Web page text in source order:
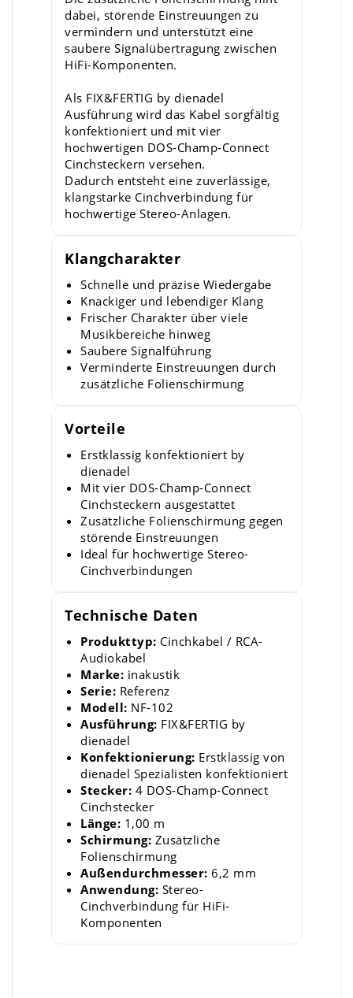
dabei, störende Einstreuungen zu
vermindern und unterstützt eine
saubere Signalübertragung zwischen
HiFi-Komponenten.
Als FIX&FERTIG by dienadel
Ausführung wird das Kabel sorgfältig
konfektioniert und mit vier
hochwertigen DOS-Champ-Connect
Cinchsteckern versehen.
Dadurch entsteht eine zuverlässige,
klangstarke Cinchverbindung für
hochwertige Stereo-Anlagen.
Klangcharakter
Schnelle und präzise Wiedergabe
Knackiger und lebendiger Klang
Frischer Charakter über viele
Musikbereiche hinweg
Saubere Signalführung
Verminderte Einstreuungen durch
zusätzliche Folienschirmung
Vorteile
Erstklassig konfektioniert by
dienadel
Mit vier DOS-Champ-Connect
Cinchsteckern ausgestattet
Zusätzliche Folienschirmung gegen
störende Einstreuungen
Ideal für hochwertige Stereo-
Cinchverbindungen
Technische Daten
Produkttyp: Cinchkabel / RCA-
Audiokabel
Marke: inakustik
Serie: Referenz
Modell: NF-102
Ausführung: FIX&FERTIG by
dienadel
Konfektionierung: Erstklassig von
dienadel Spezialisten konfektioniert
Stecker: 4 DOS-Champ-Connect
Cinchstecker
Länge: 1,00 m
Schirmung: Zusätzliche
Folienschirmung
Außendurchmesser: 6,2 mm
Anwendung: Stereo-
Cinchverbindung für HiFi-
Komponenten